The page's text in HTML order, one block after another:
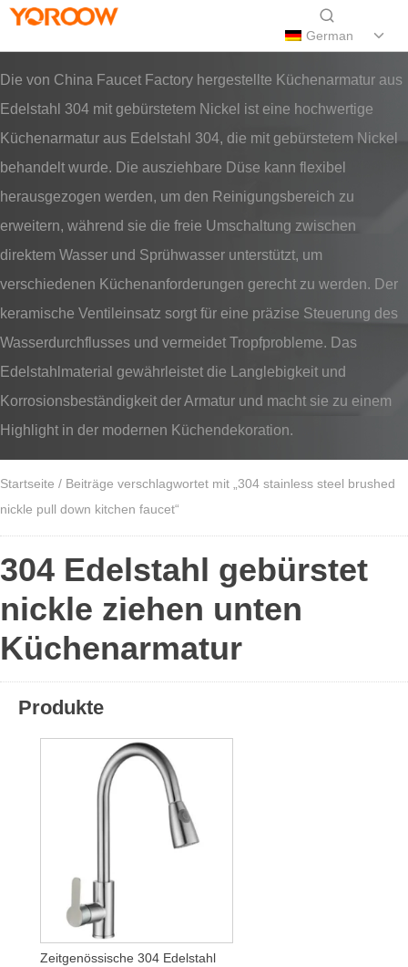
German
Die von China Faucet Factory hergestellte Küchenarmatur aus
Edelstahl 304 mit gebürstetem Nickel ist eine hochwertige
Küchenarmatur aus Edelstahl 304, die mit gebürstetem Nickel
behandelt wurde. Die ausziehbare Düse kann flexibel
herausgezogen werden, um den Reinigungsbereich zu
erweitern, während sie die freie Umschaltung zwischen
direktem Wasser und Sprühwasser unterstützt, um
verschiedenen Küchenanforderungen gerecht zu werden. Der
keramische Ventileinsatz sorgt für eine präzise Steuerung des
Wasserdurchflusses und vermeidet Tropfprobleme. Das
Edelstahlmaterial gewährleistet die Langlebigkeit und
Korrosionsbeständigkeit der Armatur und macht sie zu einem
Highlight in der modernen Küchendekoration.
Startseite / Beiträge verschlagwortet mit „304 stainless steel brushed
nickle pull down kitchen faucet“
304 Edelstahl gebürstet
nickle ziehen unten
Küchenarmatur
Produkte
Zeitgenössische 304 Edelstahl